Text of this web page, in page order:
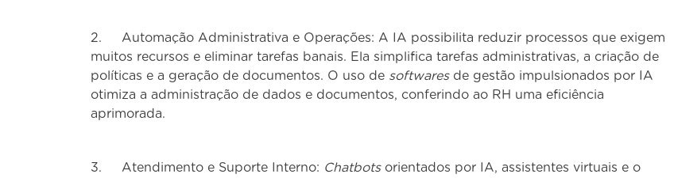
2. Automação Administrativa e Operações: A IA possibilita reduzir processos que exigem
muitos recursos e eliminar tarefas banais. Ela simplifica tarefas administrativas, a criação de
políticas e a geração de documentos. O uso de softwaresde gestão impulsionados por IA
otimiza a administração de dados e documentos, conferindo ao RH uma eficiência
aprimorada.
3. Atendimento e Suporte Interno: Chatbotsorientados por IA, assistentes virtuais e o